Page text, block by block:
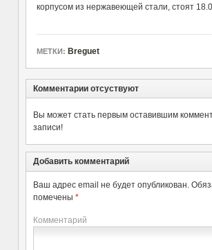
корпусом из нержавеющей стали, стоят
МЕТКИ: Breguet
Комментарии отсуствуют
Вы может стать первым оставившим
записи!
Добавить комментарий
Ваш адрес email не будет опубликован.
помечены *
Комментарий